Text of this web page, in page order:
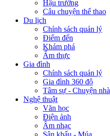
Hậu trường
Câu chuyện thể thao
Du lịch
Chính sách quản lý
Điểm đến
Khám phá
Ẩm thực
Gia đình
Chính sách quản lý
Gia đình 360 độ
Tâm sự - Chuyện nhà
Nghệ thuật
Văn học
Điện ảnh
Âm nhạc
Sân khấu - Múa